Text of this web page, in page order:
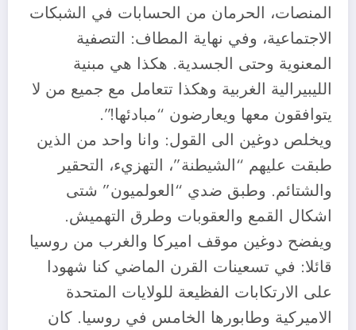
المنصات، الحرمان من الحسابات في الشبكات
الاجتماعية، وفي نهاية المطاف: التصفية
المعنوية وحتى الجسدية. هكذا هي مبنية
الليبيرالية الغربية وهكذا تتعامل مع جميع من لا
يتوافقون معها ويعارضون “مبادئها!”.
ويخلص دوغين الى القول: وانا واحد من الذين
طبقت عليهم “الشيطنة”، التهزيء، التحقير
والشتائم. وطبق ضدي “العولميون” شتى
اشكال القمع والعقوبات وطرق التهميش.
ويفضح دوغين موقف اميركا والغرب من روسيا
قائلا: في تسعينات القرن الماضي كنا شهودا
على الارتكابات الفظيعة للولايات المتحدة
الاميركية وطابورها الخامس في روسيا. كان